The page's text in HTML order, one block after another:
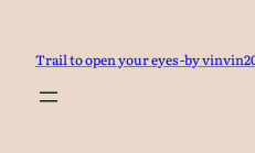
contenu
Trail to open your eyes -by